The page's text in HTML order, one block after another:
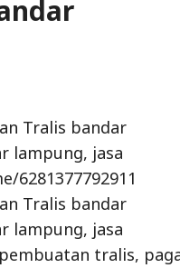
Tralis bandar
lampung, jasa
6281377792911
Tralis bandar
lampung, jasa
tralis,